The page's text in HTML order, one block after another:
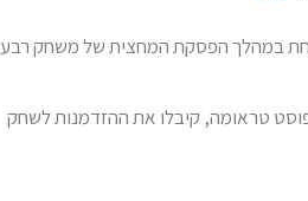
במהלך הפסקת המחצית של משחק רבע
טראומה, קיבלו את ההזדמנות לשחק